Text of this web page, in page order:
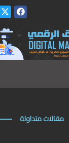
مقالات متداولة